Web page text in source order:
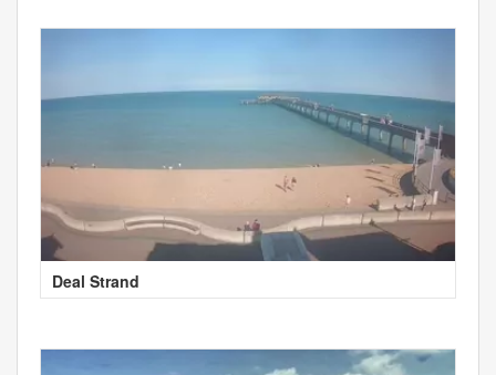
Deal Strand